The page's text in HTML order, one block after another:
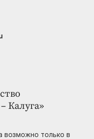
Калуга»
возможно только в